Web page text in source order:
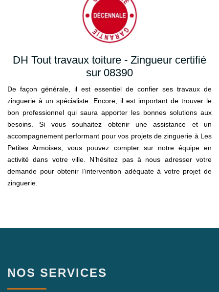
DH Tout travaux toiture - Zingueur certifié
sur 08390
De façon générale, il est essentiel de confier ses travaux de
zinguerie à un spécialiste. Encore, il est important de trouver le
bon professionnel qui saura apporter les bonnes solutions aux
besoins. Si vous souhaitez obtenir une assistance et un
accompagnement performant pour vos projets de zinguerie à Les
Petites Armoises, vous pouvez compter sur notre équipe en
activité dans votre ville. N’hésitez pas à nous adresser votre
demande pour obtenir l’intervention adéquate à votre projet de
zinguerie.
NOS SERVICES